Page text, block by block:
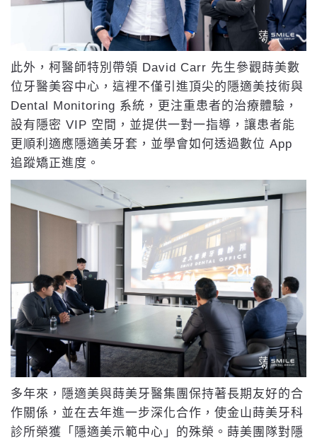
此外，柯醫師特別帶領 David Carr 先生參觀蒔美數
位牙醫美容中心，這裡不僅引進頂尖的隱適美技術與
Dental Monitoring 系統，更注重患者的治療體驗，
設有隱密 VIP 空間，並提供一對一指導，讓患者能
更順利適應隱適美牙套，並學會如何透過數位 App
追蹤矯正進度。
多年來，隱適美與蒔美牙醫集團保持著長期友好的合
作關係，並在去年進一步深化合作，使金山蒔美牙科
診所榮獲「隱適美示範中心」的殊榮。蒔美團隊對隱